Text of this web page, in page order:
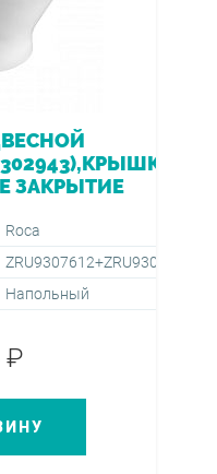
ЗАКРЫТИЕ
Roca
ZRU9307612+ZRU9302943
Напольный
₽